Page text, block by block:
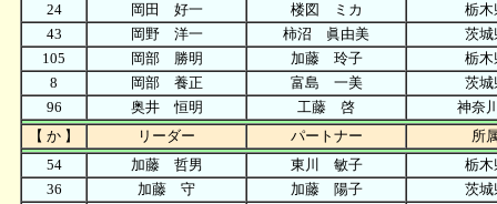
24
岡田 好一 楼図 ミカ
栃木
43
岡野 洋一 柿沼 眞由美
茨城
105
岡部 勝明 加藤 玲子
栃木
8
岡部 養正 富島 一美
茨城
96
奥井 恒明 工藤 啓
神奈
【 か 】
リーダー パートナー
所
54
加藤 哲男 東川 敏子
栃木
36
加藤 守 加藤 陽子
茨城